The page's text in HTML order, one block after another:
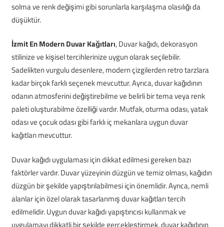
solma ve renk değişimi gibi sorunlarla karşılaşma olasılığı da
düşüktür.
İzmit En Modern Duvar Kağıtları, Duvar kağıdı, dekorasyon
stilinize ve kişisel tercihlerinize uygun olarak seçilebilir.
Sadelikten vurgulu desenlere, modern çizgilerden retro tarzlara
kadar birçok farklı seçenek mevcuttur. Ayrıca, duvar kağıdının
odanın atmosferini değiştirebilme ve belirli bir tema veya renk
paleti oluşturabilme özelliği vardır. Mutfak, oturma odası, yatak
odası ve çocuk odası gibi farklı iç mekanlara uygun duvar
kağıtları mevcuttur.
Duvar kağıdı uygulaması için dikkat edilmesi gereken bazı
faktörler vardır. Duvar yüzeyinin düzgün ve temiz olması, kağıdın
düzgün bir şekilde yapıştırılabilmesi için önemlidir. Ayrıca, nemli
alanlar için özel olarak tasarlanmış duvar kağıtları tercih
edilmelidir. Uygun duvar kağıdı yapıştırıcısı kullanmak ve
uygulamayı dikkatli bir şekilde gerçekleştirmek, duvar kağıdının